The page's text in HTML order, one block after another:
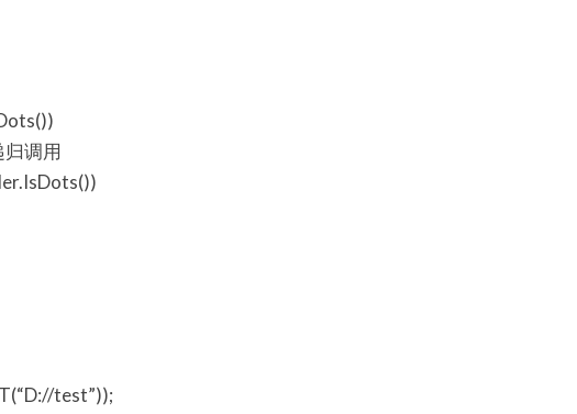
调用
test”));